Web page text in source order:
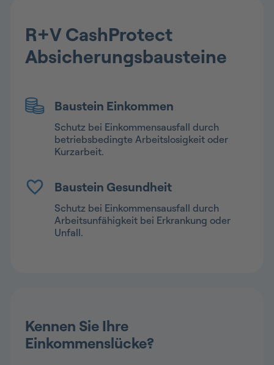
R+V CashProtect
Absicherungsbausteine
Baustein Einkommen
Schutz bei Einkommensausfall durch
betriebsbedingte Arbeitslosigkeit oder
Kurzarbeit.
Baustein Gesundheit
Schutz bei Einkommensausfall durch
Arbeitsunfähigkeit bei Erkrankung oder
Unfall.
Kennen Sie Ihre
Einkommenslücke?